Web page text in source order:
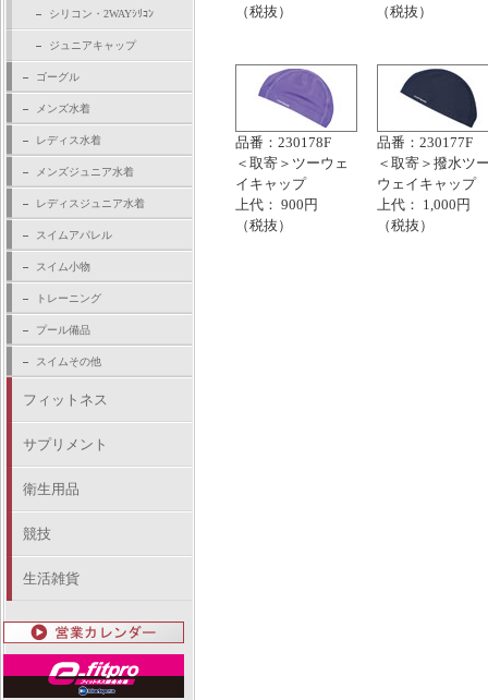
シリコン・2WAYｼﾘｺﾝ
ジュニアキャップ
ゴーグル
メンズ水着
レディス水着
メンズジュニア水着
レディスジュニア水着
スイムアパレル
スイム小物
トレーニング
プール備品
スイムその他
フィットネス
サプリメント
衛生用品
競技
生活雑貨
（税抜）
（税抜）
品番：230178F
＜取寄＞ツーウェ
イキャップ
上代： 900円
（税抜）
品番：230177F
＜取寄＞撥水ツ
ウェイキャップ
上代： 1,000円
（税抜）